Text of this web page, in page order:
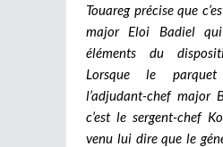
Touareg précise que
major Eloi Badiel
éléments du
Lorsque le
l’adjudant-chef major
c’est le sergent-chef
venu lui dire que le